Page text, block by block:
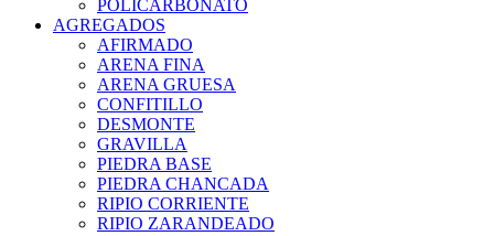
POLICARBONATO
AGREGADOS
AFIRMADO
ARENA FINA
ARENA GRUESA
CONFITILLO
DESMONTE
GRAVILLA
PIEDRA BASE
PIEDRA CHANCADA
RIPIO CORRIENTE
RIPIO ZARANDEADO